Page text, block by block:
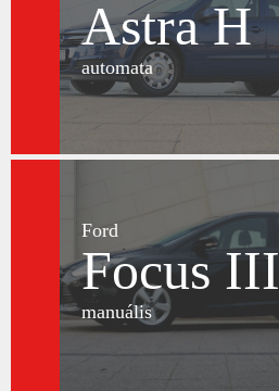
Astra H
automata
Ford
Focus III
manuális